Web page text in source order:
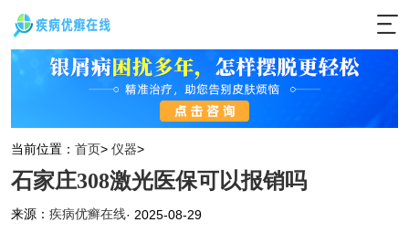
当前位置： 首页> 仪器>
石家庄308激光医保可以报销吗
来源： 疾病优癣在线· 2025-08-29